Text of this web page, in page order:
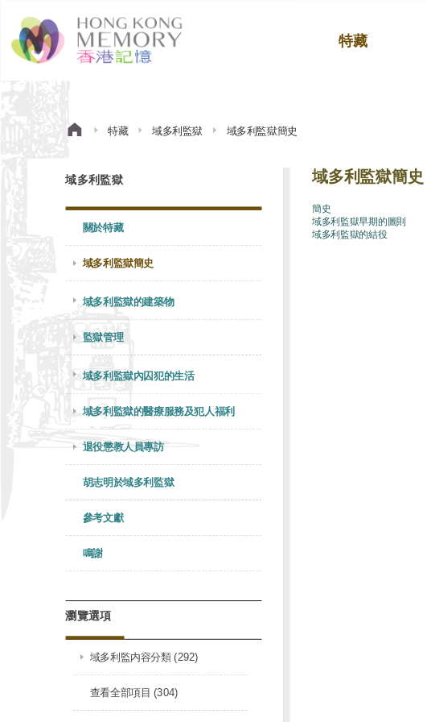
特藏
特藏 域多利監獄 域多利監獄簡史
域多利監獄
關於特藏
域多利監獄簡史
域多利監獄的建築物
監獄管理
域多利監獄內囚犯的生活
域多利監獄的醫療服務及犯人福利
退役懲教人員專訪
胡志明於域多利監獄
參考文獻
鳴謝
瀏覽選項
域多利監内容分類 (292)
查看全部項目 (304)
域多利監獄簡史
簡史
域多利監獄早期的圖則
域多利監獄的結役